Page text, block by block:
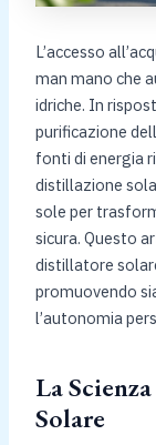
L’accesso
man mano che
idriche. In
purificazione
fonti di energia
distillazione
sole per
sicura. Questo
distillatore
promuovendo
l’autonomia
La
Solare